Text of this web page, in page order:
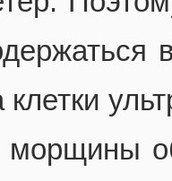
клетки
морщины